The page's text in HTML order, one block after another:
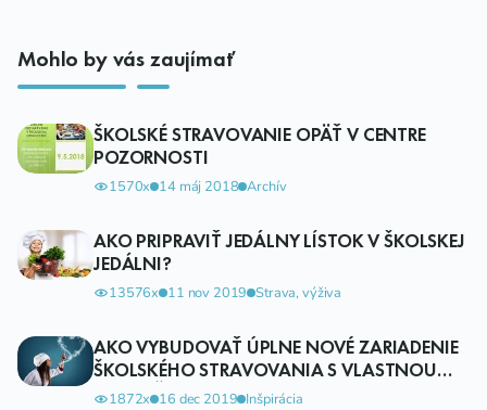
Mohlo by vás zaujímať
ŠKOLSKÉ STRAVOVANIE OPÄŤ V CENTRE
POZORNOSTI
1570x 14 máj 2018 Archív
AKO PRIPRAVIŤ JEDÁLNY LÍSTOK V ŠKOLSKEJ
JEDÁLNI?
13576x 11 nov 2019 Strava, výživa
AKO VYBUDOVAŤ ÚPLNE NOVÉ ZARIADENIE
ŠKOLSKÉHO STRAVOVANIA S VLASTNOU
KUCHYŇOU
1872x 16 dec 2019 Inšpirácia